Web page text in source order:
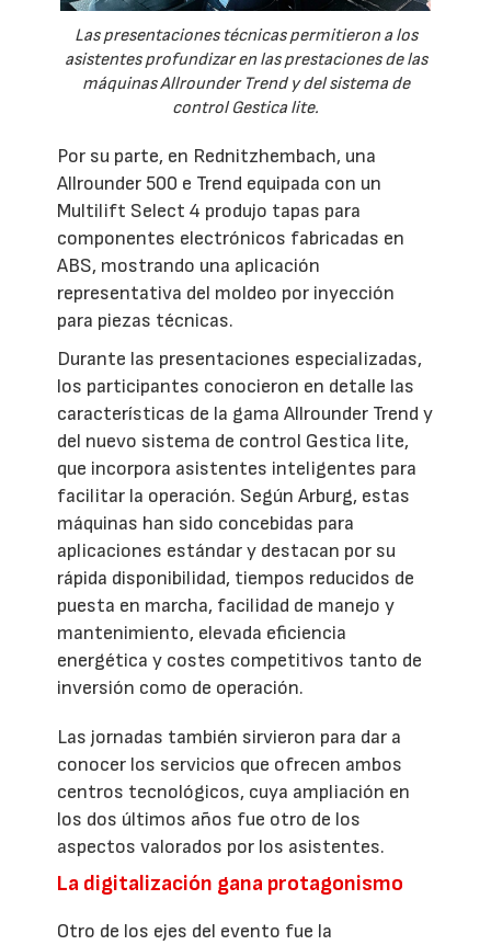
Las presentaciones técnicas permitieron a los
asistentes profundizar en las prestaciones de las
máquinas Allrounder Trend y del sistema de
control Gestica lite.
Por su parte, en Rednitzhembach, una
Allrounder 500 e Trend equipada con un
Multilift Select 4 produjo tapas para
componentes electrónicos fabricadas en
ABS, mostrando una aplicación
representativa del moldeo por inyección
para piezas técnicas.
Durante las presentaciones especializadas,
los participantes conocieron en detalle las
características de la gama Allrounder Trend y
del nuevo sistema de control Gestica lite,
que incorpora asistentes inteligentes para
facilitar la operación. Según Arburg, estas
máquinas han sido concebidas para
aplicaciones estándar y destacan por su
rápida disponibilidad, tiempos reducidos de
puesta en marcha, facilidad de manejo y
mantenimiento, elevada eficiencia
energética y costes competitivos tanto de
inversión como de operación.
Las jornadas también sirvieron para dar a
conocer los servicios que ofrecen ambos
centros tecnológicos, cuya ampliación en
los dos últimos años fue otro de los
aspectos valorados por los asistentes.
La digitalización gana protagonismo
Otro de los ejes del evento fue la